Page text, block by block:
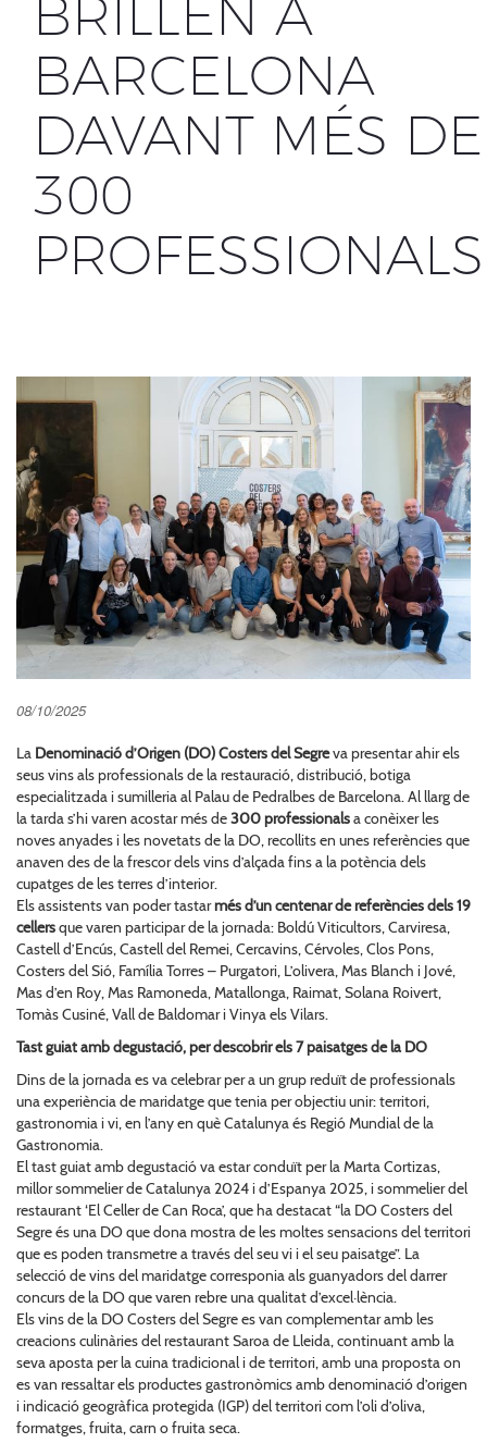
BRILLEN A
BARCELONA
DAVANT MÉS DE
300
PROFESSIONALS
08/10/2025
La Denominació d’Origen (DO) Costers del Segreva presentar ahir els
seus vins als professionals de la restauració, distribució, botiga
especialitzada i sumilleria al Palau de Pedralbes de Barcelona. Al llarg de
la tarda s’hi varen acostar més de300 professionalsa conèixer les
noves anyades i les novetats de la DO, recollits en unes referències que
anaven des de la frescor dels vins d’alçada fins a la potència dels
cupatges de les terres d’interior.
Els assistents van poder tastarmés d’un centenar de referències dels 19
cellersque varen participar de la jornada: Boldú Viticultors, Carviresa,
Castell d’Encús, Castell del Remei, Cercavins, Cérvoles, Clos Pons,
Costers del Sió, Família Torres – Purgatori, L’olivera, Mas Blanch i Jové,
Mas d’en Roy, Mas Ramoneda, Matallonga, Raimat, Solana Roivert,
Tomàs Cusiné, Vall de Baldomar i Vinya els Vilars.
Tast guiat amb degustació, per descobrir els 7 paisatges de la DO
Dins de la jornada es va celebrar per a un grup reduït de professionals
una experiència de maridatge que tenia per objectiu unir: territori,
gastronomia i vi, en l’any en què Catalunya és Regió Mundial de la
Gastronomia.
El tast guiat amb degustació va estar conduït per la Marta Cortizas,
millor sommelier de Catalunya 2024 i d’Espanya 2025, i sommelier del
restaurant ‘El Celler de Can Roca’, que ha destacat “la DO Costers del
Segre és una DO que dona mostra de les moltes sensacions del territori
que es poden transmetre a través del seu vi i el seu paisatge”. La
selecció de vins del maridatge corresponia als guanyadors del darrer
concurs de la DO que varen rebre una qualitat d’excel·lència.
Els vins de la DO Costers del Segre es van complementar amb les
creacions culinàries del restaurant Saroa de Lleida, continuant amb la
seva aposta per la cuina tradicional i de territori, amb una proposta on
es van ressaltar els productes gastronòmics amb denominació d’origen
i indicació geogràfica protegida (IGP) del territori com l’oli d’oliva,
formatges, fruita, carn o fruita seca.